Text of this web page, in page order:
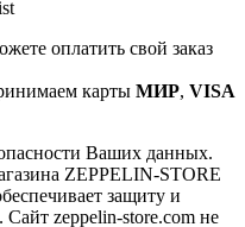
оплатить свой заказ
карты МИР, VISA
Ваших данных.
ZEPPELIN-STORE
защиту и
zeppelin-store.com не